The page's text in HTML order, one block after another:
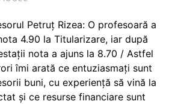
Petruț Rizea: O profesoară a
4.90 la Titularizare, iar după
nota a ajuns la 8.70 / Astfel
îmi arată ce entuziasmați sunt
buni, cu experiență să vină la
și ce resurse financiare sunt